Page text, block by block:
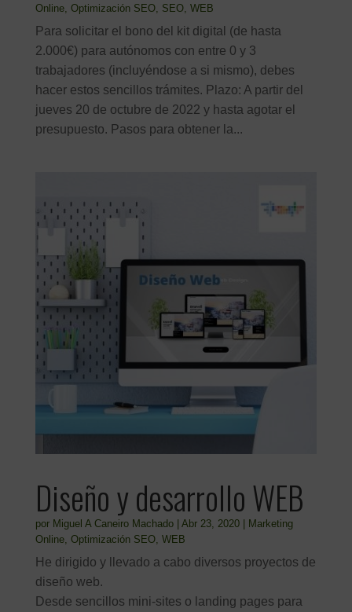
Online, Optimización SEO, SEO, WEB
Para solicitar el bono del kit digital (de hasta
2.000€) para autónomos con entre 0 y 3
trabajadores (incluyéndose a si mismo), debes
hacer estos sencillos trámites. Plazo: A partir del
jueves 20 de octubre de 2022 y hasta agotar el
presupuesto. Pasos para obtener la...
Diseño y desarrollo WEB
por Miguel A Caneiro Machado| Abr 23, 2020|
Marketing
Online, Optimización SEO, WEB
He dirigido y llevado a cabo diversos proyectos de
diseño web.
Desde sencillos mini-sites o landing pages para